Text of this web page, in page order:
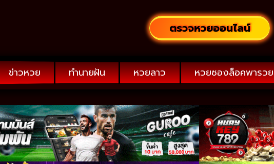
ตรวจหวยออนไลน์
ข่าวหวย ทำนายฝัน หวยลาว หวยซองล็อคพารวย